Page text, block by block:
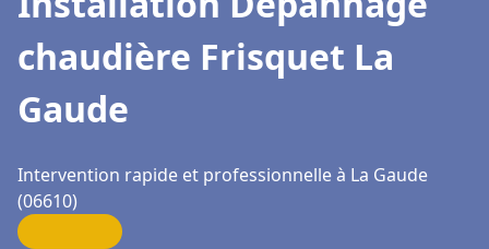
chaudière Frisquet La
Gaude
Intervention rapide et professionnelle à La Gaude
(06610)